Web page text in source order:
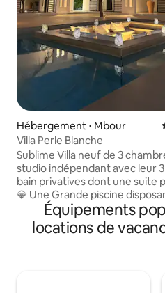
Hébergement ⋅ Mbour
Villa Perle Blanche
Sublime Villa neuf de 3 chambre dont un
studio indépendant avec leur 3
bain privatives dont une suite
💎 Une Grande piscine
magnifique salon immergé,
beds et transats.Un grand
cuisine US toute équipée.Villa
Équipements
locations de